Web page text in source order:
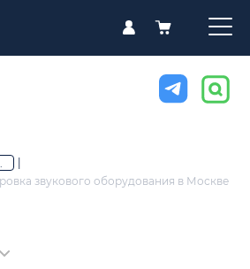
звукового оборудования в Москве